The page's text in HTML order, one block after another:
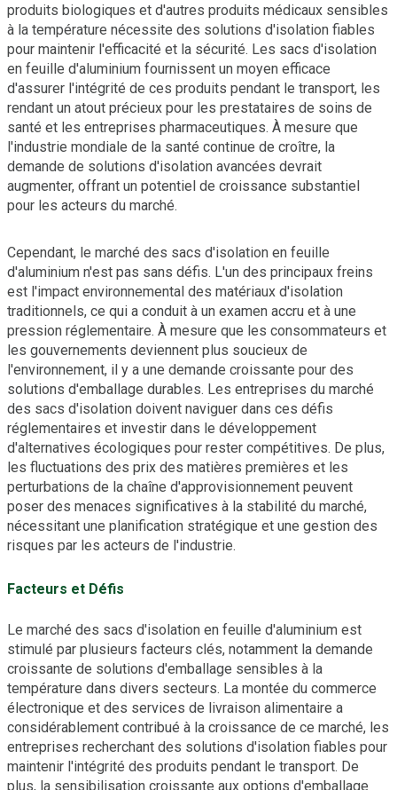
produits biologiques et d'autres produits médicaux sensibles
à la température nécessite des solutions d'isolation fiables
pour maintenir l'efficacité et la sécurité. Les sacs d'isolation
en feuille d'aluminium fournissent un moyen efficace
d'assurer l'intégrité de ces produits pendant le transport, les
rendant un atout précieux pour les prestataires de soins de
santé et les entreprises pharmaceutiques. À mesure que
l'industrie mondiale de la santé continue de croître, la
demande de solutions d'isolation avancées devrait
augmenter, offrant un potentiel de croissance substantiel
pour les acteurs du marché.
Cependant, le marché des sacs d'isolation en feuille
d'aluminium n'est pas sans défis. L'un des principaux freins
est l'impact environnemental des matériaux d'isolation
traditionnels, ce qui a conduit à un examen accru et à une
pression réglementaire. À mesure que les consommateurs et
les gouvernements deviennent plus soucieux de
l'environnement, il y a une demande croissante pour des
solutions d'emballage durables. Les entreprises du marché
des sacs d'isolation doivent naviguer dans ces défis
réglementaires et investir dans le développement
d'alternatives écologiques pour rester compétitives. De plus,
les fluctuations des prix des matières premières et les
perturbations de la chaîne d'approvisionnement peuvent
poser des menaces significatives à la stabilité du marché,
nécessitant une planification stratégique et une gestion des
risques par les acteurs de l'industrie.
Facteurs et Défis
Le marché des sacs d'isolation en feuille d'aluminium est
stimulé par plusieurs facteurs clés, notamment la demande
croissante de solutions d'emballage sensibles à la
température dans divers secteurs. La montée du commerce
électronique et des services de livraison alimentaire a
considérablement contribué à la croissance de ce marché, les
entreprises recherchant des solutions d'isolation fiables pour
maintenir l'intégrité des produits pendant le transport. De
plus, la sensibilisation croissante aux options d'emballage